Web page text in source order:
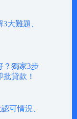
大難題、
？獨家3步
貸款！
可情況、